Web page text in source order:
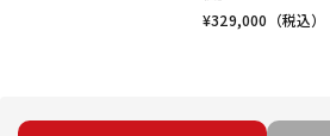
¥329,000 （税込）